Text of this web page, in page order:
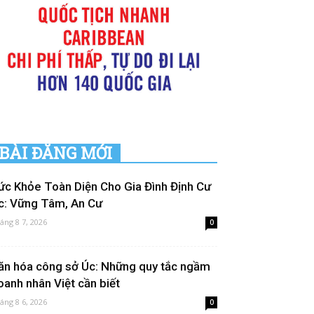
BÀI ĐĂNG MỚI
Khỏe Toàn Diện Cho Gia Đình Định Cư
Vững Tâm, An Cư
8 7, 2026 0
hóa công sở Úc: Những quy tắc ngầm
nhân Việt cần biết
8 6, 2026 0